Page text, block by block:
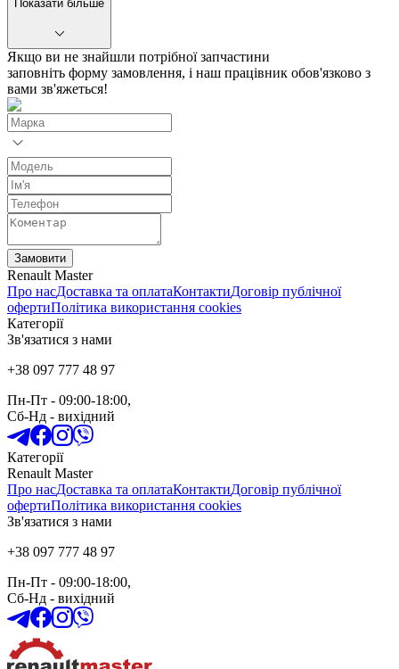
Показати більше
Якщо ви не знайшли потрібної запчастини
заповніть форму замовлення, і наш працівник обов'язково з
вами зв'яжеться!
Замовити
Renault Master
Про насДоставка та оплатаКонтактиДоговір публічної
офертиПолітика використання cookies
Категорії
Зв'язатися з нами
+38 097 777 48 97
Пн-Пт - 09:00-18:00,
Сб-Нд - вихідний
Категорії
Renault Master
Про насДоставка та оплатаКонтактиДоговір публічної
офертиПолітика використання cookies
Зв'язатися з нами
+38 097 777 48 97
Пн-Пт - 09:00-18:00,
Сб-Нд - вихідний